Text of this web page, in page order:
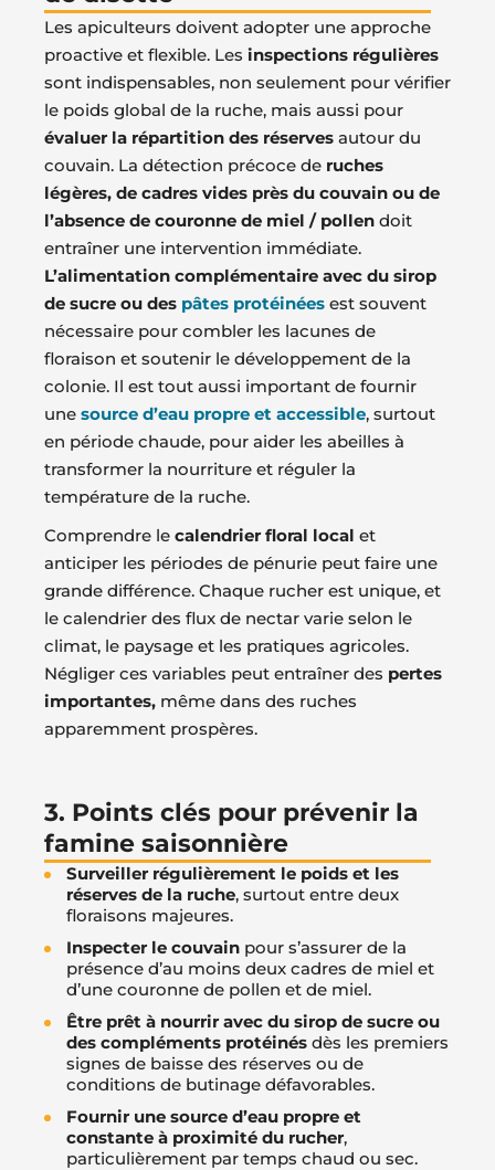
Les apiculteurs doivent adopter une approche
proactive et flexible. Les inspections régulières
sont indispensables, non seulement pour vérifier
le poids global de la ruche, mais aussi pour
évaluer la répartition des réserves autour du
couvain. La détection précoce de ruches
légères, de cadres vides près du couvain ou de
l’absence de couronne de miel / pollen doit
entraîner une intervention immédiate.
L’alimentation complémentaire avec du sirop
de sucre ou des pâtes protéinées est souvent
nécessaire pour combler les lacunes de
floraison et soutenir le développement de la
colonie. Il est tout aussi important de fournir
une source d’eau propre et accessible, surtout
en période chaude, pour aider les abeilles à
transformer la nourriture et réguler la
température de la ruche.
Comprendre le calendrier floral local et
anticiper les périodes de pénurie peut faire une
grande différence. Chaque rucher est unique, et
le calendrier des flux de nectar varie selon le
climat, le paysage et les pratiques agricoles.
Négliger ces variables peut entraîner des pertes
importantes, même dans des ruches
apparemment prospères.
3. Points clés pour prévenir la
famine saisonnière
Surveiller régulièrement le poids et les
réserves de la ruche, surtout entre deux
floraisons majeures.
Inspecter le couvain pour s’assurer de la
présence d’au moins deux cadres de miel et
d’une couronne de pollen et de miel.
Être prêt à nourrir avec du sirop de sucre ou
des compléments protéinés dès les premiers
signes de baisse des réserves ou de
conditions de butinage défavorables.
Fournir une source d’eau propre et
constante à proximité du rucher,
particulièrement par temps chaud ou sec.